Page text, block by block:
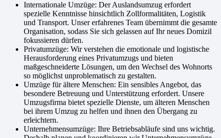
Internationale Umzüge: Der Auslandsumzug erfordert
spezielle Kenntnisse hinsichtlich Zollformalitäten, Logistik
und Transport. Unser erfahrenes Team übernimmt die gesamte
Organisation, sodass Sie sich gelassen auf Ihr neues Domizil
fokussieren dürfen.
Privatumzüge: Wir verstehen die emotionale und logistische
Herausforderung eines Privatumzugs und bieten
maßgeschneiderte Lösungen, um den Wechsel des Wohnorts
so möglichst unproblematisch zu gestalten.
Umzüge für ältere Menschen: Ein sensibles Angebot, das
besondere Betreuung und Unterstützung erfordert. Unsere
Umzugsfirma bietet spezielle Dienste, um älteren Menschen
bei ihrem Umzug zu helfen und ihnen den Übergang zu
erleichtern.
Unternehmensumzüge: Ihre Betriebsabläufe sind uns wichtig.